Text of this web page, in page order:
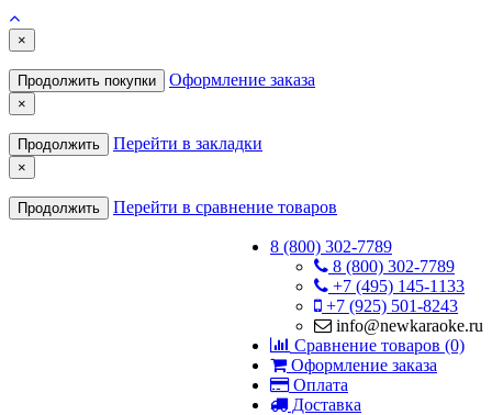
×
Продолжить покупки Оформление заказа
×
Продолжить Перейти в закладки
×
Продолжить Перейти в сравнение товаров
8 (800) 302-7789
8 (800) 302-7789
+7 (495) 145-1133
+7 (925) 501-8243
info@newkaraoke.ru
Сравнение товаров (0)
Оформление заказа
Оплата
Доставка